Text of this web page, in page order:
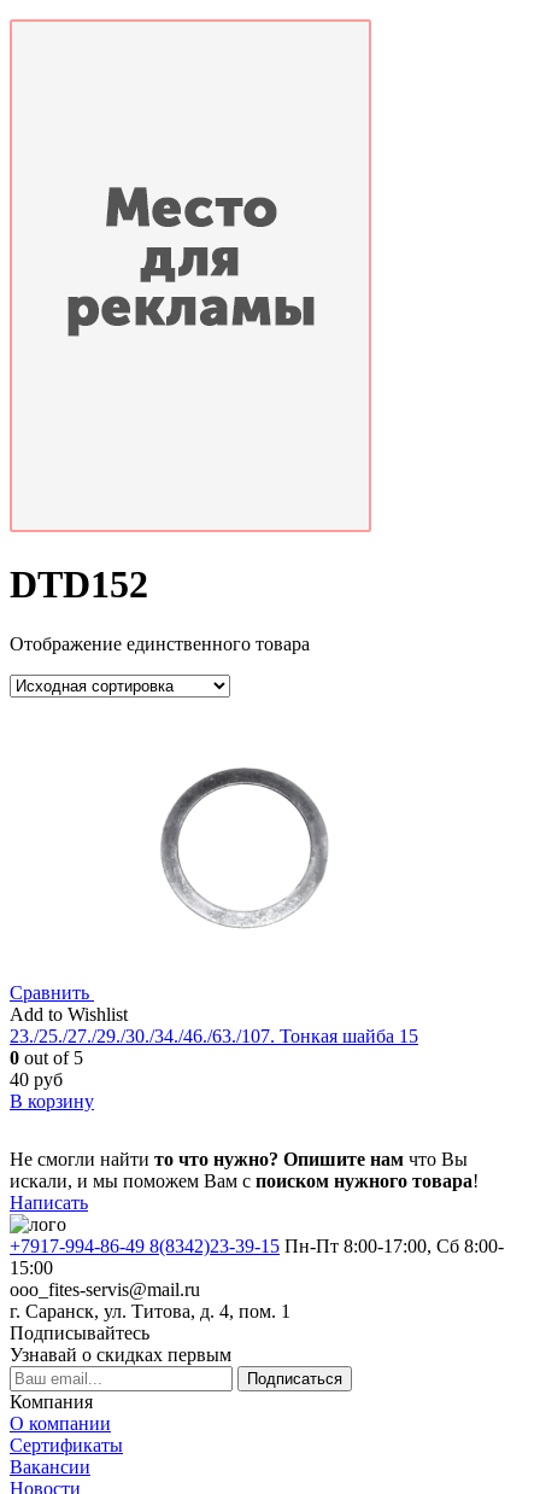
DTD152
Отображение единственного товара
Сравнить
Add to Wishlist
23./25./27./29./30./34./46./63./107. Тонкая шайба 15
0 out of 5
40 руб
В корзину
Не смогли найти то что нужно? Опишите нам что Вы
искали, и мы поможем Вам с поиском нужного товара!
Написать
+7917-994-86-49 8(8342)23-39-15 Пн-Пт 8:00-17:00, Сб 8:00-
15:00
ooo_fites-servis@mail.ru
г. Саранск, ул. Титова, д. 4, пом. 1
Подписывайтесь
Узнавай о скидках первым
Подписаться
Компания
О компании
Сертификаты
Вакансии
Новости